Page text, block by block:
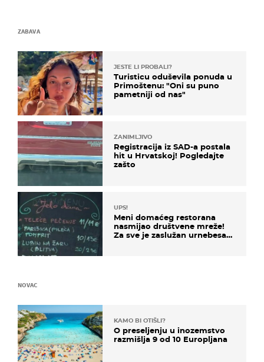
ZABAVA
JESTE LI PROBALI?
Turisticu oduševila ponuda u
Primoštenu: "Oni su puno
pametniji od nas"
ZANIMLJIVO
Registracija iz SAD-a postala
hit u Hrvatskoj! Pogledajte
zašto
UPS!
Meni domaćeg restorana
nasmijao društvene mreže!
Za sve je zaslužan urnebesan
NOVAC
KAMO BI OTIŠLI?
O preseljenju u inozemstvo
razmišlja 9 od 10 Europljana